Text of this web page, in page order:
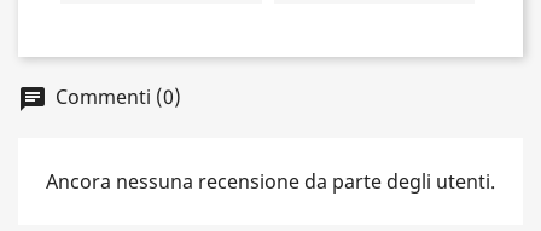
Commenti (0)
Ancora nessuna recensione da parte degli utenti.